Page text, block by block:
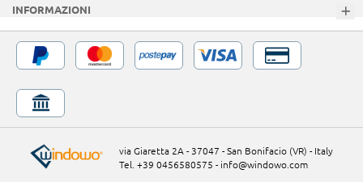
INFORMAZIONI
via Giaretta 2A - 37047 - San Bonifacio (VR) - Italy
Tel. +39 0456580575 - info@windowo.com